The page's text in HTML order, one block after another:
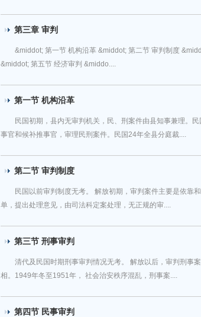
第三章 审判
&middot; 第一节 机构沿革 &middot; 第二节 审判制度
&middot; 第五节 经济审判 &middo....
第一节 机构沿革
民国初期，县内无审判机关，民、刑案件由县知事兼理。
事官和候补推事官，审理民刑案件。民国24年全县分庭裁....
第二节 审判制度
民国以前审判制度无考。 解放初期，审判案件主要是依靠
单，提出处理意见，由司法科定案处理，无正规的审....
第三节 刑事审判
清代及民国时期刑事审判情况无考。 解放以后，审判刑事
相。1949年冬至1951年， 社会治安秩序混乱，刑事案....
第四节 民事审判